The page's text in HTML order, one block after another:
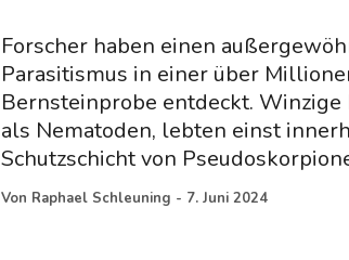
Forscher haben einen
Parasitismus in einer über
Bernsteinprobe entdeckt.
als Nematoden, lebten einst
Schutzschicht von
Von Raphael Schleuning - 7. Juni 2024